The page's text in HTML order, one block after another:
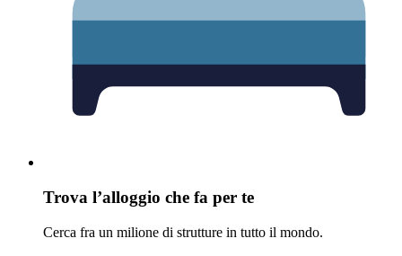
Trova l’alloggio che fa per te
Cerca fra un milione di strutture in tutto il mondo.